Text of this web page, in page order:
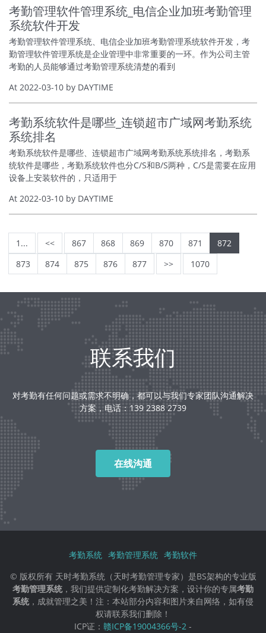
考勤管理软件管理系统_电信企业加班考勤管理
系统软件开发
考勤管理软件管理系统、电信企业加班考勤管理系统软件开发，考
勤管理软件管理系统是企业管理中非常重要的一环。作为公司主管
考勤的人员能够通过考勤管理系统清楚的看到
At 2022-03-10 by DAYTIME
考勤系统软件是哪些_连锁超市广域网考勤系统
系统排名
考勤系统软件是哪些、连锁超市广域网考勤系统系统排名，考勤系
统软件是哪些，考勤系统软件也分C/S和B/S两种，C/S是需要在应用
设备上安装软件的，只适用于
At 2022-03-10 by DAYTIME
1... << 867 868 869 870 871
872
873
874 875 876 877 >> 1070
联系我们
对考勤有任何问题或需求不明确，都可以与我们专家团队沟通解决
方案，电话：139 2388 2739
在线沟通
考勤系统 考勤管理系统 考勤软件
© 版权所有 天时考勤系统（天时考勤管理专家）是BS架构的专业版
考勤管理系统，我们提供定制化考勤解决方案，设计你的专属考勤
系统，成就管理之美！注：本站部分内容和图片来自网络，如有侵
权请联系我们删除！
ICP证： 赣ICP备19004366号-2 -